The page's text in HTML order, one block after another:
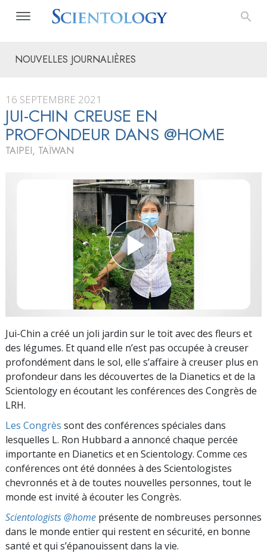
NOUVELLES JOURNALIÈRES
16 SEPTEMBRE 2021
JUI-CHIN CREUSE EN
PROFONDEUR DANS @HOME
TAIPEI, TAÏWAN
Jui-Chin a créé un joli jardin sur le toit avec des fleurs et
des légumes. Et quand elle n’est pas occupée à creuser
profondément dans le sol, elle s’affaire à creuser plus en
profondeur dans les découvertes de la Dianetics et de la
Scientology en écoutant les conférences des Congrès de
LRH.
Les Congrès sont des conférences spéciales dans
lesquelles L. Ron Hubbard a annoncé chaque percée
importante en Dianetics et en Scientology. Comme ces
conférences ont été données à des Scientologistes
chevronnés et à de toutes nouvelles personnes, tout le
monde est invité à écouter les Congrès.
Scientologists @home présente de nombreuses personnes
dans le monde entier qui restent en sécurité, en bonne
santé et qui s’épanouissent dans la vie.